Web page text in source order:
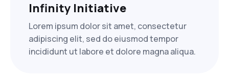
Infinity Initiative
Lorem ipsum dolor sit amet, consectetur
adipiscing elit, sed do eiusmod tempor
incididunt ut labore et dolore magna aliqua.